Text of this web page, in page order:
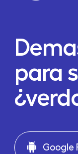
para
Google